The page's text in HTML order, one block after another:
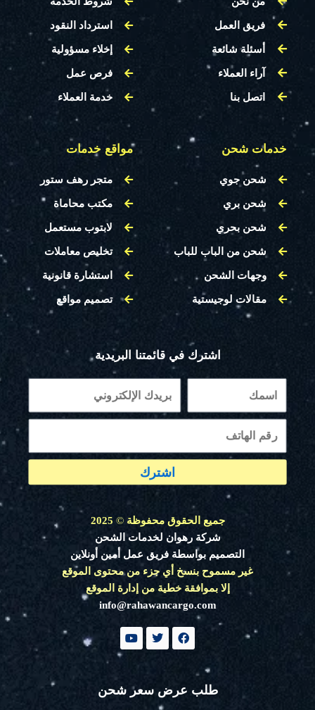
فريق العمل
أسئلة شائعة
آراء العملاء
اتصل بنا
استرداد النقود
إخلاء مسؤولية
فرص عمل
خدمة العملاء
خدمات شحن
شحن جوي
شحن بري
شحن بحري
شحن من الباب للباب
وجهات الشحن
مقالات لوجيستية
مواقع خدمات
متجر رهف ستور
مكتب محاماة
لابتوب مستعمل
تخليص معاملات
استشارة قانونية
تصميم مواقع
اشترك في قائمتنا البريدية
اشترك
جميع الحقوق محفوظة©
2025
شركة رهوان لخدمات الشحن
التصميم بواسطة فريق عمل أمين أونلاين
غير مسموح بنسخ أي جزء من محتوى الموقع
إلا بموافقة خطية من إدارة الموقع
info@rahawancargo.com
F
a
o
o
T
w
e
r
Y
o
b
e
طلب عرض سعر شحن